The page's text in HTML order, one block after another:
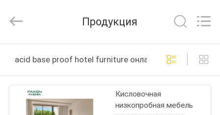
ПРОДУКТЫ
Reserved.
Продукция
acid base proof hotel furniture онлайн производство
Кисловочная
низкопробная мебель